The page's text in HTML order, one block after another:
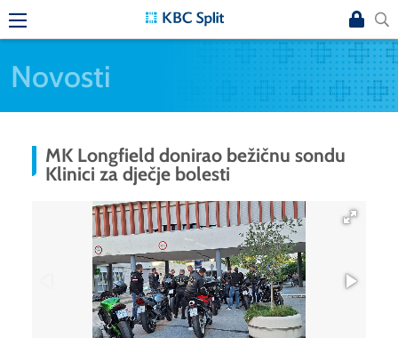
Novosti
MK Longfield donirao bežičnu sondu
Klinici za dječje bolesti